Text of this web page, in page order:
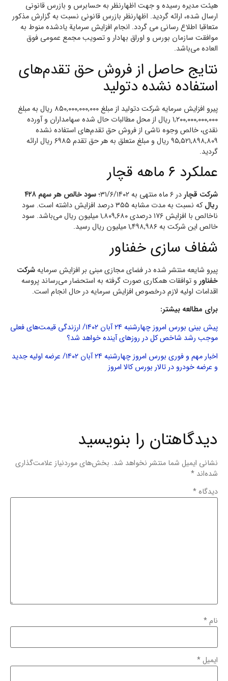
هیئت مدیره رسیده و جهت اظهارنظر به حسابرس و بازرس قانونی
ارسال شده، ارائه گردید. اظهارنظر بازرس قانونی نسبت به گزارش مذکور
متعاقبا اطلاع رسانی می‌ گردد. انجام افزایش سرمایة یادشده منوط به
موافقت سازمان بورس و اوراق بهادار و تصویب مجمع عمومی فوق
العاده می‌باشد.
نتایج حاصل از فروش حق تقدم‌های
استفاده نشده دتولید
پیرو افزایش سرمایه شرکت دتولید از مبلغ ۸۵۰,۰۰۰,۰۰۰,۰۰۰ ریال به مبلغ
۱,۲۰۰,۰۰۰,۰۰۰,۰۰۰ ریال از محل مطالبات حال شده سهامداران و آورده
نقدی، خالص وجوه ناشی از فروش حق تقدم‌های استفاده نشده
۹۵,۵۲۱,۸۹۸,۸۰۹ ریال و مبلغ متعلق به هر حق تقدم ۶۹۸۵ ریال ارائه
گردید.
عملکرد ۶ ماهه قچار
شرکت قچاردر ۶ ماه منتهی به ۳۱/۶/۱۴۰۲؛
سود خالص هر سهم ۴۲۸
ریال
که نسبت به مدت مشابه ۳۵۵ درصد افزایش داشته است. سود
ناخالص با افزایش ۱۷۶ درصدی ۱,۸۰۹,۶۸۰ میلیون ریال می‌باشد. سود
خالص این شرکت به ۱,۴۹۸,۹۸۶ میلیون ریال رسید.
شفاف سازی خفناور
پیرو شایعه منتشر شده در فضای مجازی مبنی بر افزایش سرمایهشرکت
خفناور و توافقات همکاری صورت گرفته به استحضار می‌رساند پروسه
اقدامات اولیه لازم درخصوص افزایش سرمایه در حال انجام است.
برای مطالعه بیشتر:
پیش بینی بورس امروز چهارشنبه ۲۴ آبان ۱۴۰۲/ ارزندگی قیمت‌های فعلی
موجب رشد شاخص کل در روزهای آینده خواهد شد؟
اخبار مهم و فوری بورس امروز چهارشنبه ۲۴ آبان ۱۴۰۲/ عرضه اولیه جدید
و عرضه خودرو در تالار بورس کالا امروز
دیدگاهتان را بنویسید
نشانی ایمیل شما منتشر نخواهد شد. بخش‌های موردنیاز علامت‌گذاری
شده‌اند *
دیدگاه *
نام*
ایمیل*